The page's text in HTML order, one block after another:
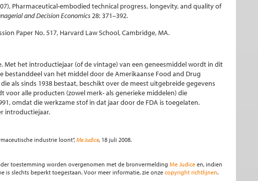
Pharmaceutical-embodied technical progress, longevity, and quality of
and Decision Economics28: 371–392.
Paper No. 517, Harvard Law School, Cambridge, MA.
Met het introductiejaar (of de vintage) van een geneesmiddel wordt in dit
bestanddeel van het middel door de Amerikaanse Food and Drug
als sinds 1938 bestaat, beschikt over de meest uitgebreide gegevens
voor alle producten (zowel merk- als generieke middelen) die
omdat die werkzame stof in dat jaar door de FDA is toegelaten.
introductiejaar.
industrie loont”, Me Judice, 18 juli 2008.
toestemming worden overgenomen met de bronvermelding Me Judice en, indien
is slechts beperkt toegestaan. Voor meer informatie, zie onze copyright richtlijnen.